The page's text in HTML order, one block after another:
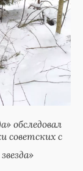
обследовал
советских с